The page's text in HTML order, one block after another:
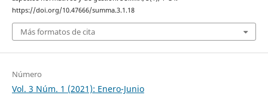
https://doi.org/10.47666/summa.3.1.18
Más formatos de cita
Número
Vol. 3 Núm. 1 (2021): Enero-Junio